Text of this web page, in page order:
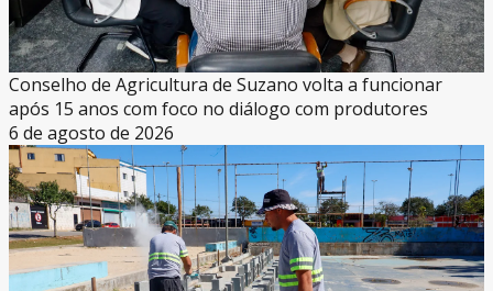
Conselho de Agricultura de Suzano volta a funcionar
após 15 anos com foco no diálogo com produtores
6 de agosto de 2026